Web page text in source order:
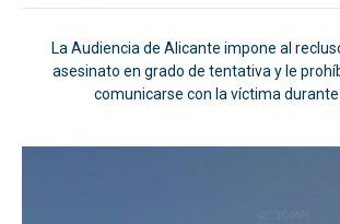
La Audiencia de Alicante impone al
asesinato en grado de tentativa y le
comunicarse con la víctima